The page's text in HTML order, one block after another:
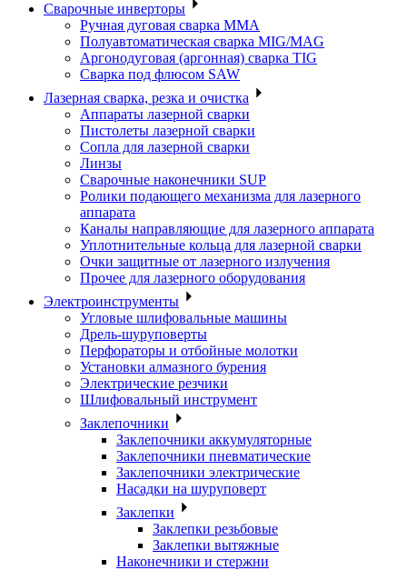
Сварочные инверторы
Ручная дуговая сварка MMA
Полуавтоматическая сварка MIG/MAG
Аргонодуговая (аргонная) сварка TIG
Сварка под флюсом SAW
Лазерная сварка, резка и очистка
Аппараты лазерной сварки
Пистолеты лазерной сварки
Сопла для лазерной сварки
Линзы
Сварочные наконечники SUP
Ролики подающего механизма для лазерного
аппарата
Каналы направляющие для лазерного аппарата
Уплотнительные кольца для лазерной сварки
Очки защитные от лазерного излучения
Прочее для лазерного оборудования
Электроинструменты
Угловые шлифовальные машины
Дрель-шуруповерты
Перфораторы и отбойные молотки
Установки алмазного бурения
Электрические резчики
Шлифовальный инструмент
Заклепочники
Заклепочники аккумуляторные
Заклепочники пневматические
Заклепочники электрические
Насадки на шуруповерт
Заклепки
Заклепки резьбовые
Заклепки вытяжные
Наконечники и стержни